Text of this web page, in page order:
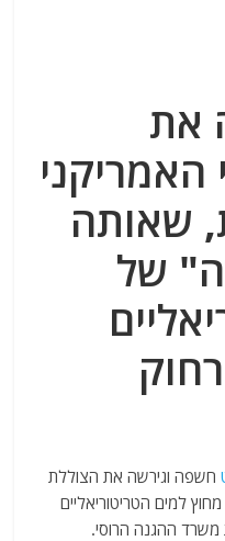
את
שאותה
של
חשפה וגירשה את הצוללת
למים הטריטוריאליים
משרד ההגנה הרוסי.